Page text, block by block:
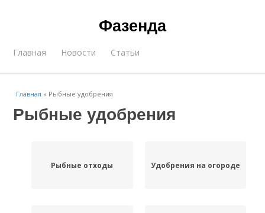
Фазенда
Главная Новости Статьи
Главная » Рыбные удобрения
Рыбные удобрения
Рыбные отходы Удобрения на огороде